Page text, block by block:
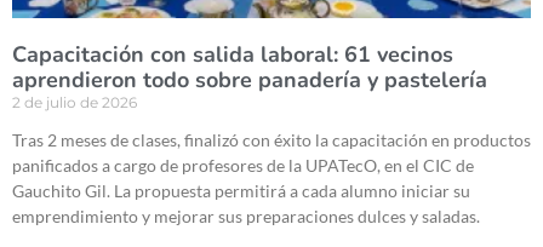
Capacitación con salida laboral: 61 vecinos
aprendieron todo sobre panadería y pastelería
2 de julio de 2026
Tras 2 meses de clases, finalizó con éxito la capacitación en productos
panificados a cargo de profesores de la UPATecO, en el CIC de
Gauchito Gil. La propuesta permitirá a cada alumno iniciar su
emprendimiento y mejorar sus preparaciones dulces y saladas.